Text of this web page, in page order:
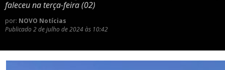
faleceu na terça-feira (02)
por: NOVO Notícias
Publicado 2 de julho de 2024 às 10:42